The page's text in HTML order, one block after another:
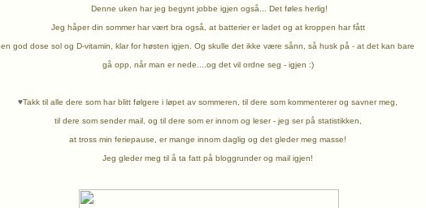
Denne uken har jeg begynt jobbe igjen også... Det føles herlig!
Jeg håper din sommer har vært bra også, at batterier er ladet og at kroppen har fått
en god dose sol og D-vitamin, klar for høsten igjen. Og skulle det ikke være sånn, så husk på - at det kan bare
gå opp, når man er nede....og det vil ordne seg - igjen :)
♥Takk til alle dere som har blitt følgere i løpet av sommeren, til dere som kommenterer og savner meg,
til dere som sender mail, og til dere som er innom og leser - jeg ser på statistikken,
at tross min feriepause, er mange innom daglig og det gleder meg masse!
Jeg gleder meg til å ta fatt på bloggrunder og mail igjen!